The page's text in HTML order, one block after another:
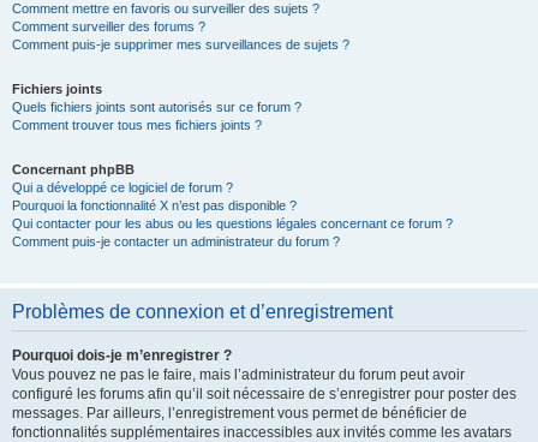
Comment mettre en favoris ou surveiller des sujets ?
Comment surveiller des forums ?
Comment puis-je supprimer mes surveillances de sujets ?
Fichiers joints
Quels fichiers joints sont autorisés sur ce forum ?
Comment trouver tous mes fichiers joints ?
Concernant phpBB
Qui a développé ce logiciel de forum ?
Pourquoi la fonctionnalité X n’est pas disponible ?
Qui contacter pour les abus ou les questions légales concernant ce forum ?
Comment puis-je contacter un administrateur du forum ?
Problèmes de connexion et d’enregistrement
Pourquoi dois-je m’enregistrer ?
Vous pouvez ne pas le faire, mais l’administrateur du forum peut avoir
configuré les forums afin qu’il soit nécessaire de s’enregistrer pour poster des
messages. Par ailleurs, l’enregistrement vous permet de bénéficier de
fonctionnalités supplémentaires inaccessibles aux invités comme les avatars